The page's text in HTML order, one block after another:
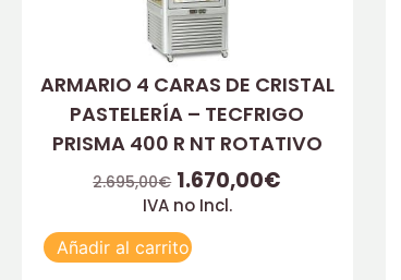
ARMARIO 4 CARAS DE CRISTAL
PASTELERÍA – TECFRIGO
PRISMA 400 R NT ROTATIVO
2.695,00€ 1.670,00€
IVA no Incl.
Añadir al carrito